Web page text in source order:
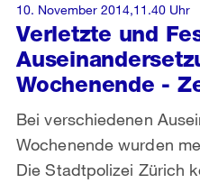
Verletzte und
Wochenende -
Bei verschiedenen
Wochenende wurden
Die Stadtpolizei Zürich
10. November 2014,11.40 Uhr